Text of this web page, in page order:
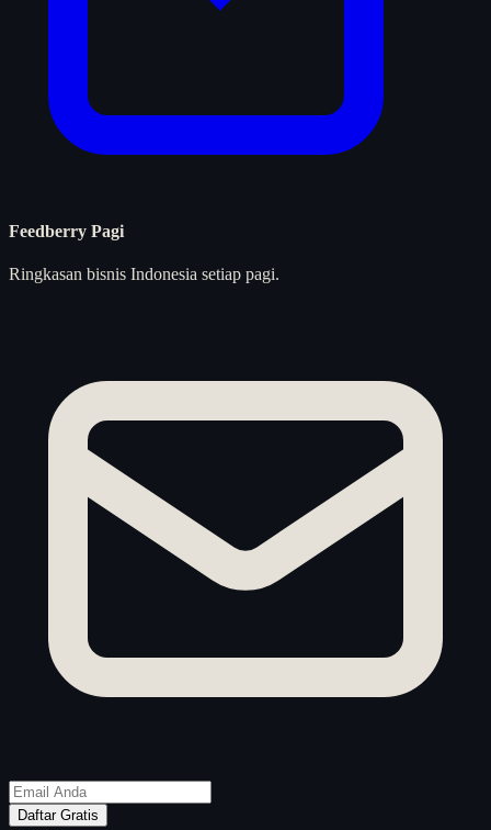
Feedberry Pagi
Ringkasan bisnis Indonesia setiap pagi.
Daftar Gratis